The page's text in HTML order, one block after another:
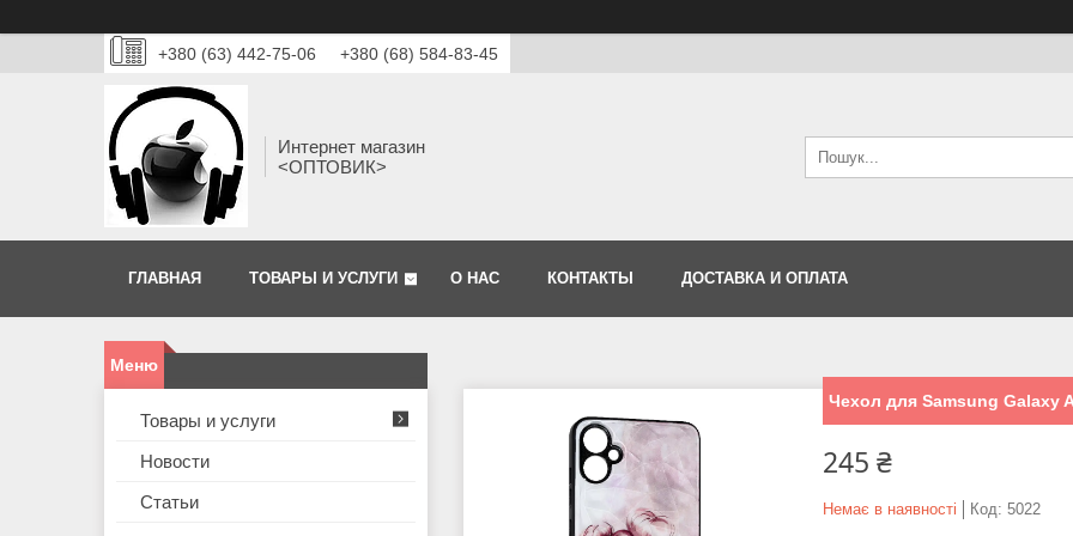
+380 (63) 442-75-06 +380 (68) 584-83-45
Интернет магазин
<ОПТОВИК>
ГЛАВНАЯ ТОВАРЫ И УСЛУГИ О НАС КОНТАКТЫ ДОСТАВКА И ОПЛАТА
Чехол для Samsung Galaxy
245 ₴
Немає в наявності Код: 5022
Товары и услуги
Новости
Статьи